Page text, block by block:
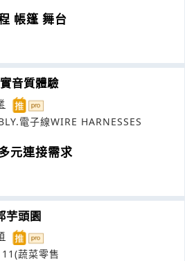
帳篷 舞台
音質體驗
電子線WIRE HARNESSES
元連接需求
芋頭園
蔬菜零售